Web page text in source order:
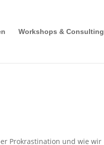
Workshops & Consulting
Prokrastination und wie wir